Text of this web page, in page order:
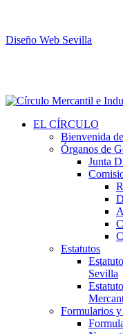
Diseño Web Sevilla
EL CÍRCULO
Bienvenida
Órganos de
Junta
Estatutos
Sevilla
Formularios